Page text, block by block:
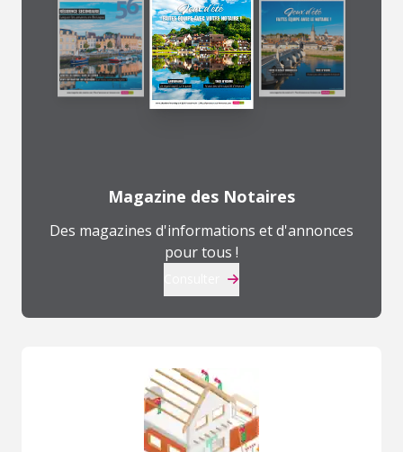
Magazine des Notaires
Des magazines d'informations et d'annonces
pour tous !